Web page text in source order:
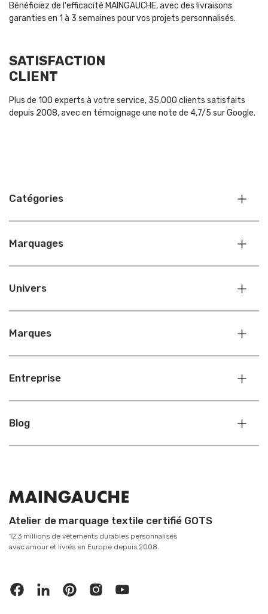
Bénéficiez de l'efficacité MAINGAUCHE, avec des livraisons
garanties en 1 à 3 semaines pour vos projets personnalisés.
SATISFACTION
CLIENT
Plus de 100 experts à votre service, 35,000 clients satisfaits
depuis 2008, avec en témoignage une note de 4,7/5 sur Google.
Catégories
Marquages
Univers
Marques
Entreprise
Blog
Atelier de marquage textile certifié GOTS
12,3 millions de vêtements durables personnalisés
avec amour et livrés en Europe depuis 2008.